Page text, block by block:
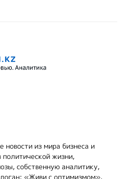
новости из мира бизнеса и
политической жизни,
собственную аналитику,